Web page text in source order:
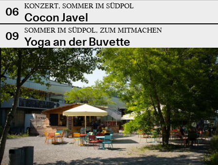
06 KONZERT, SOMMER IM SÜDPOL
Cocon Javel
09
SOMMER IM SÜDPOL, ZUM MITMACHEN
Yoga an der Buvette